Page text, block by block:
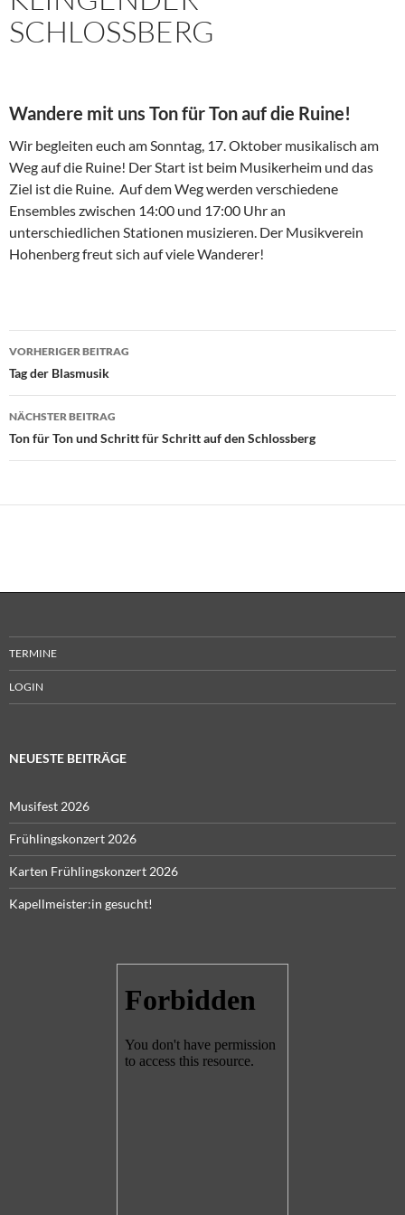
SCHLOSSBERG
Wandere mit uns Ton für Ton auf die Ruine!
Wir begleiten euch am Sonntag, 17. Oktober musikalisch am
Weg auf die Ruine! Der Start ist beim Musikerheim und das
Ziel ist die Ruine. Auf dem Weg werden verschiedene
Ensembles zwischen 14:00 und 17:00 Uhr an
unterschiedlichen Stationen musizieren. Der Musikverein
Hohenberg freut sich auf viele Wanderer!
Beitragsnavigation
VORHERIGER BEITRAG
Tag der Blasmusik
NÄCHSTER BEITRAG
Ton für Ton und Schritt für Schritt auf den Schlossberg
TERMINE
LOGIN
NEUESTE BEITRÄGE
Musifest 2026
Frühlingskonzert 2026
Karten Frühlingskonzert 2026
Kapellmeister:in gesucht!